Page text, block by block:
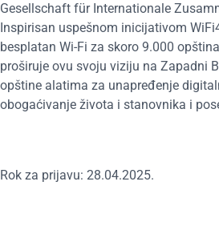
Gesellschaft für Internationale
Inspirisan uspešnom inicijativom
besplatan Wi-Fi za skoro 9.000
proširuje ovu svoju viziju na Zapadni
opštine alatima za unapređenje
obogaćivanje života i stanovnika i
Rok za prijavu: 28.04.2025.